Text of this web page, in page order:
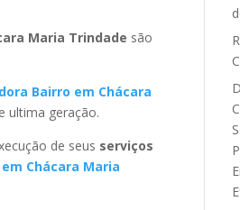
Maria Trindade são
Bairro em Chácara
ultima geração.
de seus serviços
Chácara Maria